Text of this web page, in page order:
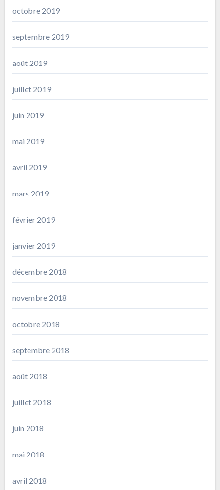
octobre 2019
septembre 2019
août 2019
juillet 2019
juin 2019
mai 2019
avril 2019
mars 2019
février 2019
janvier 2019
décembre 2018
novembre 2018
octobre 2018
septembre 2018
août 2018
juillet 2018
juin 2018
mai 2018
avril 2018